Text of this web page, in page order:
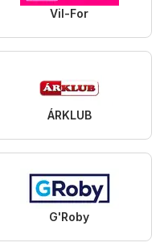
Vil-For
ÁRKLUB
G'Roby